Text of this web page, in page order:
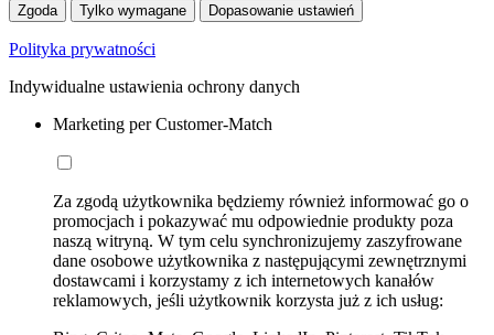
Zgoda Tylko wymagane Dopasowanie ustawień
Polityka prywatności
Indywidualne ustawienia ochrony danych
Marketing per Customer-Match
Za zgodą użytkownika będziemy również informować go o
promocjach i pokazywać mu odpowiednie produkty poza
naszą witryną. W tym celu synchronizujemy zaszyfrowane
dane osobowe użytkownika z następującymi zewnętrznymi
dostawcami i korzystamy z ich internetowych kanałów
reklamowych, jeśli użytkownik korzysta już z ich usług: